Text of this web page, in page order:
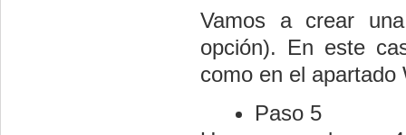
Vamos a crear
opción). En este
como en el
Paso 5